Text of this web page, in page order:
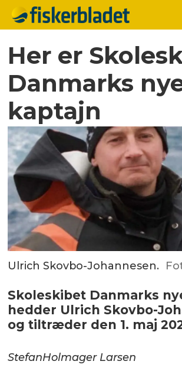
Her er
Danmarks
kaptajn
Ulrich Skovbo-Johannesen.
Skoleskibet Danmarks
hedder Ulrich Skovbo-
og tiltræder den 1. maj
StefanHolmager Larsen